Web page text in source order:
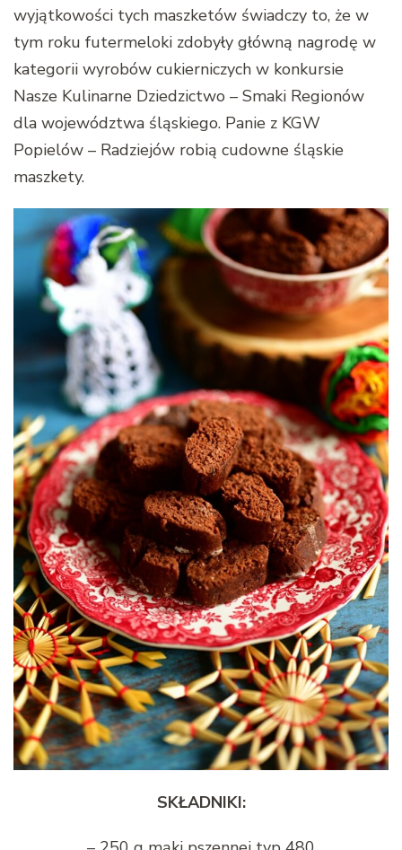
wyjątkowości tych maszketów świadczy to, że w
tym roku futermeloki zdobyły główną nagrodę w
kategorii wyrobów cukierniczych w konkursie
Nasze Kulinarne Dziedzictwo – Smaki Regionów
dla województwa śląskiego. Panie z KGW
Popielów – Radziejów robią cudowne śląskie
maszkety.
SKŁADNIKI: